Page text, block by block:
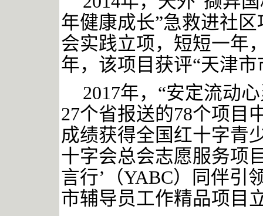
年健康成长”急救进社
会实践立项，短短一年
年，该项目获评“天津
2017年，“安定流动
27个省报送的78个项目
成绩获得全国红十字青
十字会总会志愿服务项
言行’（YABC）同伴引
市辅导员工作精品项目